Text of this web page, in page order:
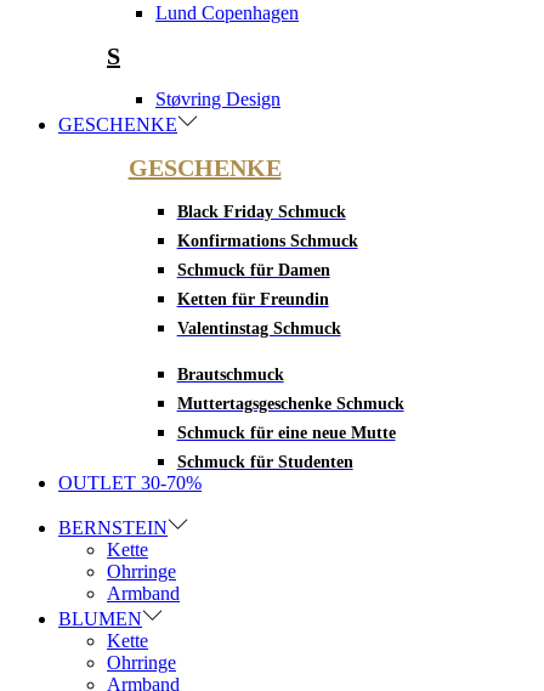
Lund Copenhagen
S
Støvring Design
GESCHENKE
GESCHENKE
Black Friday Schmuck
Konfirmations Schmuck
Schmuck für Damen
Ketten für Freundin
Valentinstag Schmuck
Brautschmuck
Muttertagsgeschenke Schmuck
Schmuck für eine neue Mutte
Schmuck für Studenten
OUTLET 30-70%
BERNSTEIN
Kette
Ohrringe
Armband
BLUMEN
Kette
Ohrringe
Armband